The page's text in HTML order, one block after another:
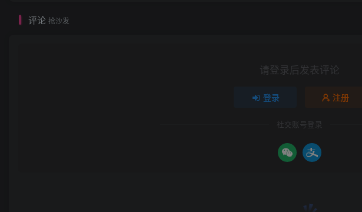
评论 抢沙发
请登录后发表评论
登录 注册
社交账号登录